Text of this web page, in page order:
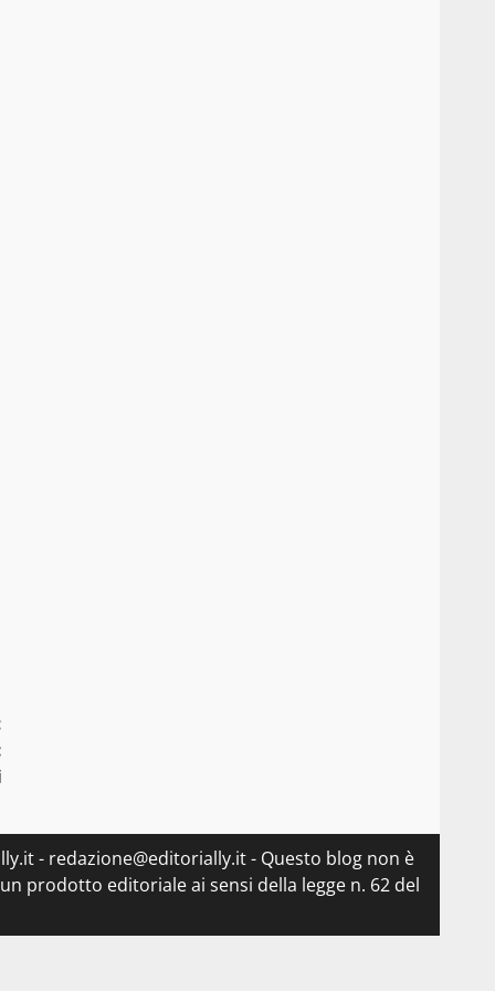
- redazione@editorially.it - Questo blog non è
prodotto editoriale ai sensi della legge n. 62 del